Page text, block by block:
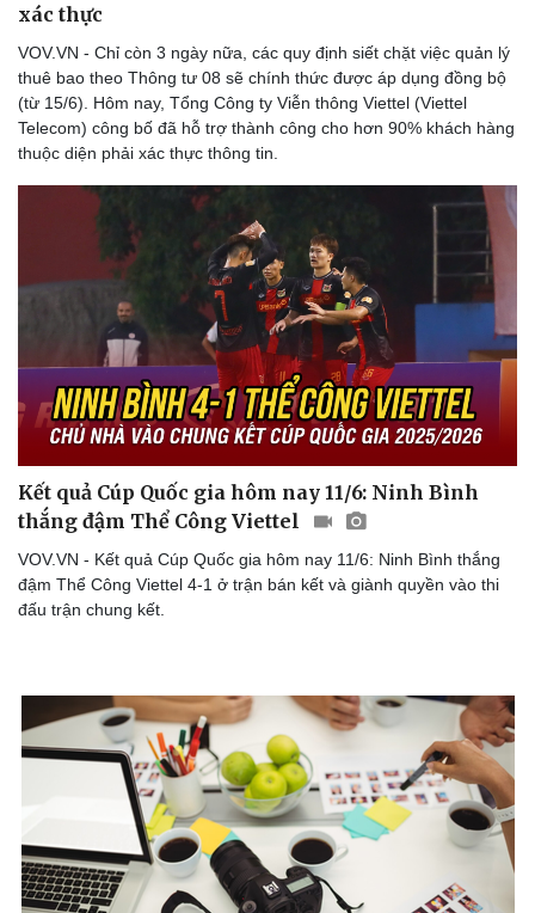
Văn hóa
Sân khấu - Điện ảnh
Văn học
Âm nhạc
Giải trí
Nghệ sĩ
Thời trang
xác thực
VOV.VN - Chỉ còn 3 ngày nữa, các quy định siết chặt việc quản lý
thuê bao theo Thông tư 08 sẽ chính thức được áp dụng đồng bộ
(từ 15/6). Hôm nay, Tổng Công ty Viễn thông Viettel (Viettel
Telecom) công bố đã hỗ trợ thành công cho hơn 90% khách hàng
thuộc diện phải xác thực thông tin.
Kết quả Cúp Quốc gia hôm nay 11/6: Ninh Bình
thắng đậm Thể Công Viettel
VOV.VN - Kết quả Cúp Quốc gia hôm nay 11/6: Ninh Bình thắng
đậm Thể Công Viettel 4-1 ở trận bán kết và giành quyền vào thi
đấu trận chung kết.